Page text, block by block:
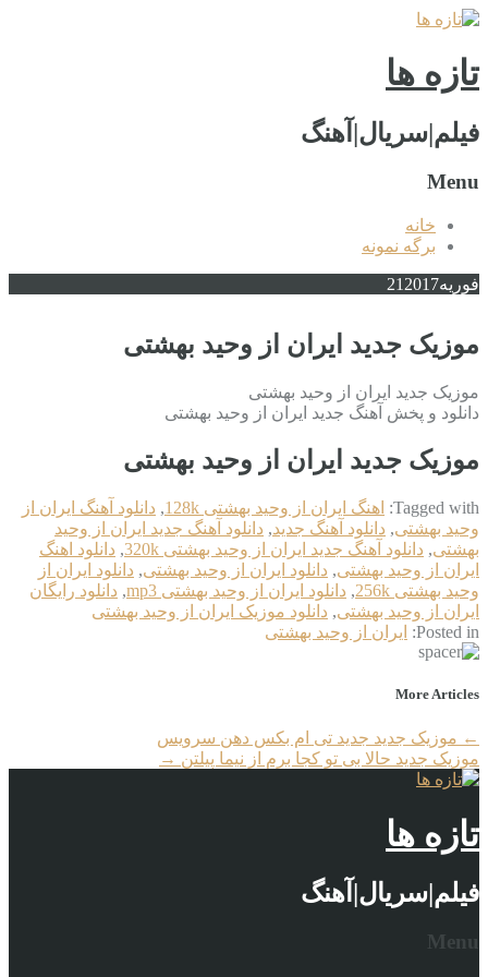
تازه ها
فیلم|سریال|آهنگ
Menu
خانه
برگه نمونه
فوریه 21 2017
موزیک جدید ایران از وحید بهشتی
موزیک جدید ایران از وحید بهشتی
دانلود و پخش آهنگ جدید ایران از وحید بهشتی
موزیک جدید ایران از وحید بهشتی
Tagged with: اهنگ ایران از وحید بهشتی 128k , دانلود آهنگ ایران از
وحید بهشتی, دانلود آهنگ جدید, دانلود آهنگ جدید ایران از وحید
بهشتی, دانلود آهنگ جدید ایران از وحید بهشتی 320k , دانلود اهنگ
ایران از وحید بهشتی, دانلود ایران از وحید بهشتی, دانلود ایران از
وحید بهشتی 256k
, دانلود ایران از وحید بهشتی mp3 , دانلود رایگان
ایران از وحید بهشتی, دانلود موزیک ایران از وحید بهشتی
Posted in:
ایران از وحید بهشتی
More Articles
← موزیک جدید جديد تی ام بکس دهن سرویس
موزیک جدید حالا بی تو کجا برم از نیما پیلتن →
تازه ها
فیلم|سریال|آهنگ
Menu